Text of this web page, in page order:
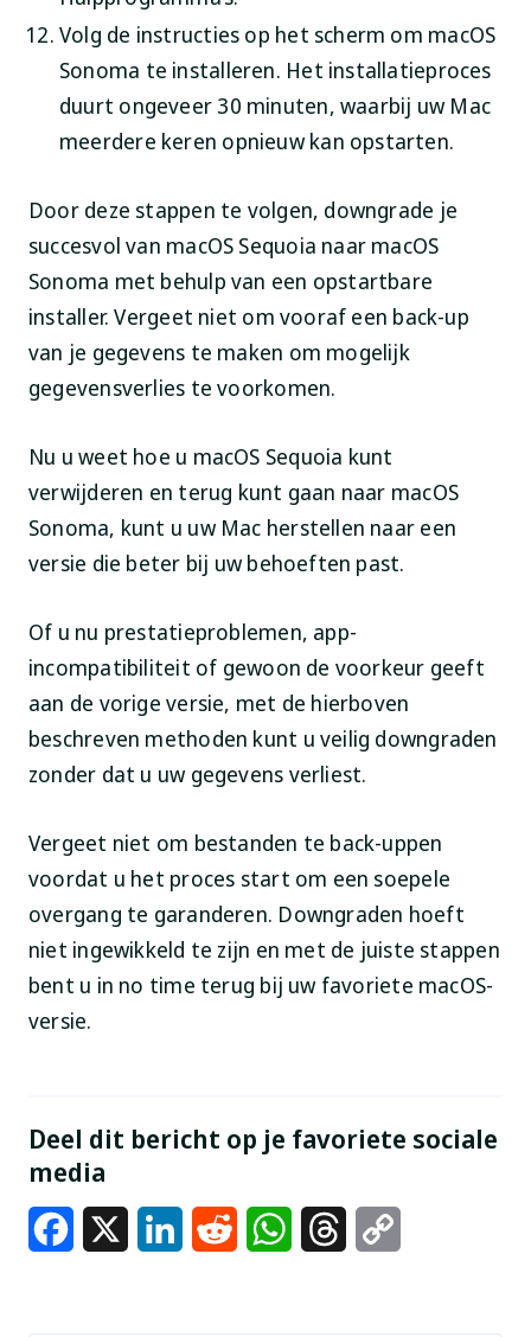
Volg de instructies op het scherm om macOS
Sonoma te installeren. Het installatieproces
duurt ongeveer 30 minuten, waarbij uw Mac
meerdere keren opnieuw kan opstarten.
Door deze stappen te volgen, downgrade je
succesvol van macOS Sequoia naar macOS
Sonoma met behulp van een opstartbare
installer. Vergeet niet om vooraf een back-up
van je gegevens te maken om mogelijk
gegevensverlies te voorkomen.
Nu u weet hoe u macOS Sequoia kunt
verwijderen en terug kunt gaan naar macOS
Sonoma, kunt u uw Mac herstellen naar een
versie die beter bij uw behoeften past.
Of u nu prestatieproblemen, app-
incompatibiliteit of gewoon de voorkeur geeft
aan de vorige versie, met de hierboven
beschreven methoden kunt u veilig downgraden
zonder dat u uw gegevens verliest.
Vergeet niet om bestanden te back-uppen
voordat u het proces start om een soepele
overgang te garanderen. Downgraden hoeft
niet ingewikkeld te zijn en met de juiste stappen
bent u in no time terug bij uw favoriete macOS-
versie.
Deel dit bericht op je favoriete sociale
media
Facebook LinkedInReddit WhatsAppThreads